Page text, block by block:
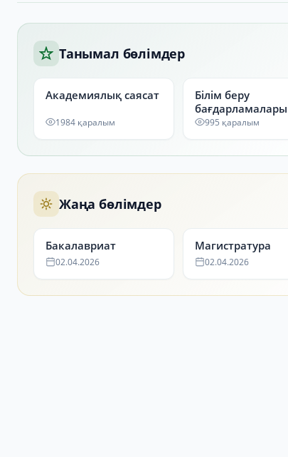
Танымал бөлімдер
Академиялық саясат
1984 қаралым
Білім беру
бағдарламалары
995 қаралым
Жаңа бөлімдер
Бакалавриат
02.04.2026
Магистратура
02.04.2026